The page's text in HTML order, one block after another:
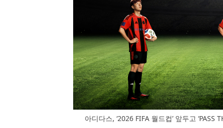
아디다스, ‘2026 FIFA 월드컵’ 앞두고